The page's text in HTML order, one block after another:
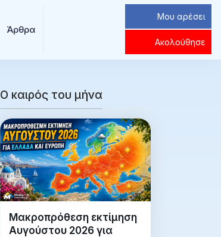
Άρθρα
Μου αρέσει
Ακολούθησε
Ο καιρός του μήνα
Μακροπρόθεση εκτίμηση
Αυγούστου 2026 για